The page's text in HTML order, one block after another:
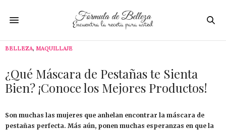
BELLEZA, MAQUILLAJE
¿Qué Máscara de Pestañas te Sienta
Bien? ¡Conoce los Mejores Productos!
Son muchas las mujeres que anhelan encontrar la máscara de
pestañas perfecta. Más aún, ponen muchas esperanzas en que la